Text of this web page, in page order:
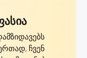
ჩვენ